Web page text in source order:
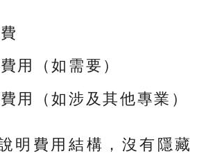
用（如需要）
用（如涉及其他專業）
明費用結構，沒有隱藏